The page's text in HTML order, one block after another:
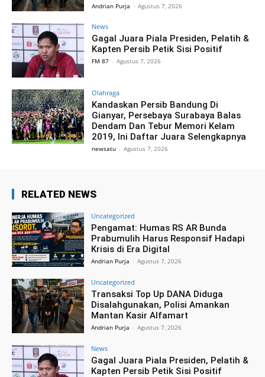
Andrian Purja - Agustus 7, 2026
News
Gagal Juara Piala Presiden, Pelatih &
Kapten Persib Petik Sisi Positif
FM 87 - Agustus 7, 2026
Olahraga
Kandaskan Persib Bandung Di
Gianyar, Persebaya Surabaya Balas
Dendam Dan Tebur Memori Kelam
2019, Ini Daftar Juara Selengkapnya
newsatu - Agustus 7, 2026
RELATED NEWS
Uncategorized
Pengamat: Humas RS AR Bunda
Prabumulih Harus Responsif Hadapi
Krisis di Era Digital
Andrian Purja - Agustus 7, 2026
Uncategorized
Transaksi Top Up DANA Diduga
Disalahgunakan, Polisi Amankan
Mantan Kasir Alfamart
Andrian Purja - Agustus 7, 2026
News
Gagal Juara Piala Presiden, Pelatih &
Kapten Persib Petik Sisi Positif